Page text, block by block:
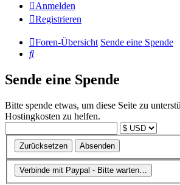
Anmelden
Registrieren
Foren-Übersicht Sende eine Spende
Suche
Sende eine Spende
Bitte spende etwas, um diese Seite zu
Hostingkosten zu helfen.